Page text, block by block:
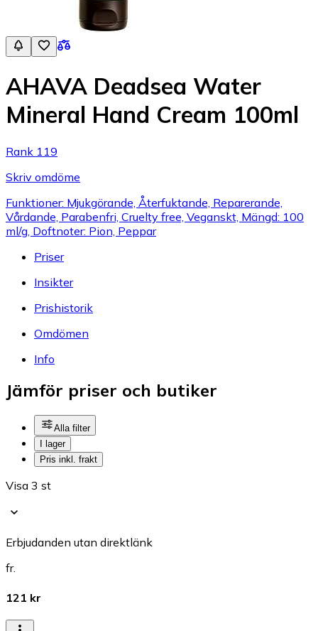
AHAVA Deadsea Water
Mineral Hand Cream 100ml
Rank 119
Skriv omdöme
Funktioner: Mjukgörande, Återfuktande, Reparerande,
Vårdande, Parabenfri, Cruelty free, Veganskt, Mängd: 100
ml/g, Doftnoter: Pion, Peppar
Priser
Insikter
Prishistorik
Omdömen
Info
Jämför priser och butiker
Alla filter
I lager
Pris inkl. frakt
Visa 3 st
Erbjudanden utan direktlänk
fr.
121 kr